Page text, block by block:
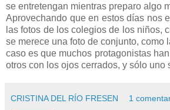
se entretengan mientras preparo algo
Aprovechando que en estos días nos
las fotos de los colegios de los niños,
se merece una foto de conjunto, como
caso es que muchos protagonistas
otros con los ojos cerrados, y sólo uno
CRISTINA DEL RÍO FRESEN 1